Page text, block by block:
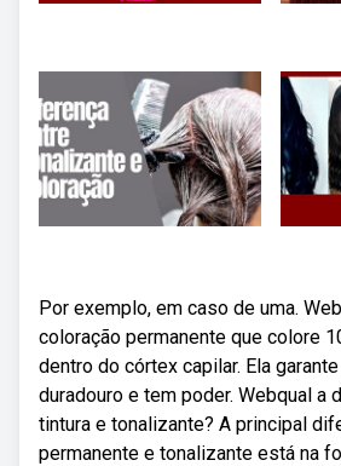
Por exemplo, em caso de uma.
coloração permanente que colore
dentro do córtex capilar. Ela
duradouro e tem poder. Webqual a
tintura e tonalizante? A principal
permanente e tonalizante está na